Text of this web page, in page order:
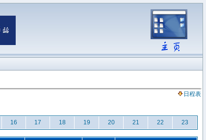
日程表
16 17 18 19 20 21 22 23